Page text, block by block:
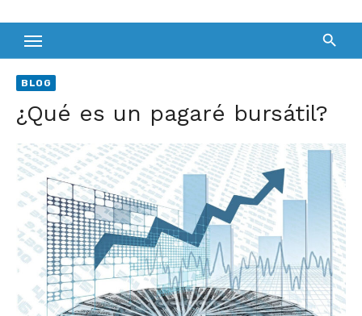
BLOG
¿Qué es un pagaré bursátil?